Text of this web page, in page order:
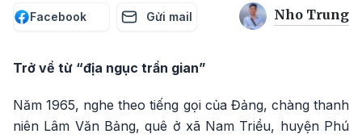
Facebook Gửi mail Nho Trung
Trở về từ “địa ngục trần gian”
Năm 1965, nghe theo tiếng gọi của Đảng, chàng thanh
niên Lâm Văn Bảng, quê ở xã Nam Triều, huyện Phú